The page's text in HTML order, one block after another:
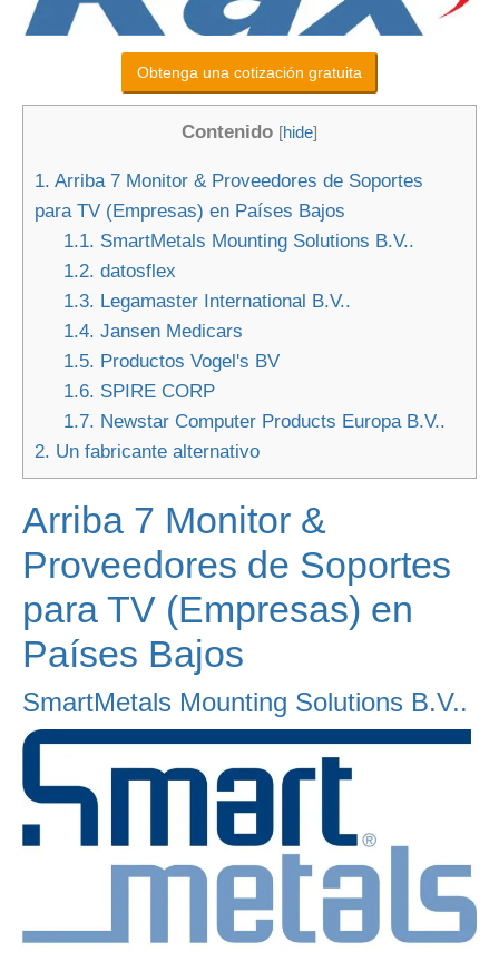
Obtenga una cotización gratuita
Contenido [hide]
1. Arriba 7 Monitor & Proveedores de Soportes
para TV (Empresas) en Países Bajos
1.1. SmartMetals Mounting Solutions B.V..
1.2. datosflex
1.3. Legamaster International B.V..
1.4. Jansen Medicars
1.5. Productos Vogel's BV
1.6. SPIRE CORP
1.7. Newstar Computer Products Europa B.V..
2. Un fabricante alternativo
Arriba 7 Monitor &
Proveedores de Soportes
para TV (Empresas) en
Países Bajos
SmartMetals Mounting Solutions B.V..